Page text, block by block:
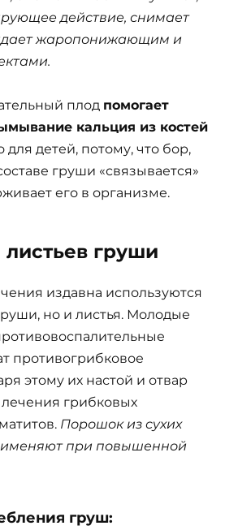
действие, снимает
жаропонижающим и
плод помогает
кальция из костей
детей, потому, что бор,
груши «связывается»
его в организме.
листьев груши
издавна используются
но и листья. Молодые
противогрибковое
этому их настой и отвар
лечения грибковых
Порошок из сухих
при повышенной
груш: